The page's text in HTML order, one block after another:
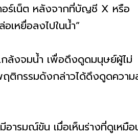
อร์เน็ต หลังจากที่บัญชี X หรือ
เหยื่อลงไปในน้ำ”
กล้งจมน้ำ เพื่อดึงดูดมนุษย์ผู้ไม่
ฤติกรรมดังกล่าวได้ดึงดูดความ
อารมณ์ขัน เมื่อเห็นร่างที่ดูเหมือ